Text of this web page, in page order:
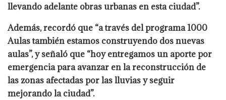
llevando adelante obras urbanas en esta ciudad”.
Además, recordó que “a través del programa 1000
Aulas también estamos construyendo dos nuevas
aulas”, y señaló que “hoy entregamos un aporte por
emergencia para avanzar en la reconstrucción de
las zonas afectadas por las lluvias y seguir
mejorando la ciudad”.